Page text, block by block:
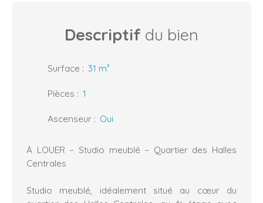
Descriptif du bien
Surface : 31 m²
Pièces : 1
Ascenseur : Oui
À LOUER – Studio meublé – Quartier des Halles
Centrales
Studio meublé, idéalement situé au cœur du